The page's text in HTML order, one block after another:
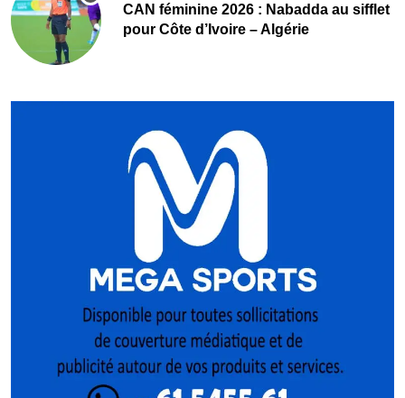
‎CAN féminine 2026 : Nabadda au sifflet
pour Côte d’Ivoire – Algérie